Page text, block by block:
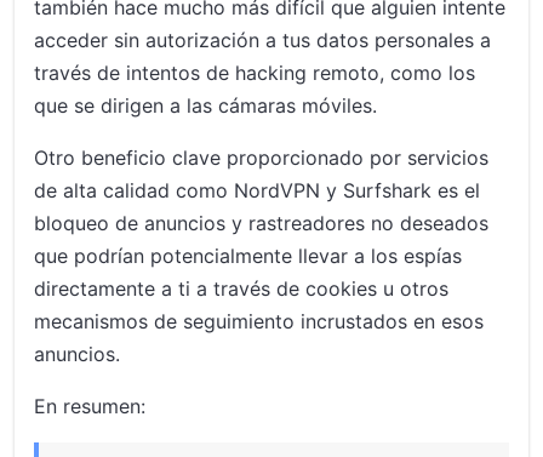
también hace mucho más difícil que alguien intente
acceder sin autorización a tus datos personales a
través de intentos de hacking remoto, como los
que se dirigen a las cámaras móviles.
Otro beneficio clave proporcionado por servicios
de alta calidad como NordVPN y Surfshark es el
bloqueo de anuncios y rastreadores no deseados
que podrían potencialmente llevar a los espías
directamente a ti a través de cookies u otros
mecanismos de seguimiento incrustados en esos
anuncios.
En resumen: